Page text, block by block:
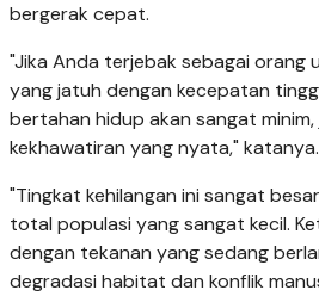
bergerak cepat.
"Jika Anda terjebak sebagai orang
yang jatuh dengan kecepatan
bertahan hidup akan sangat minim,
kekhawatiran yang nyata," katanya.
"Tingkat kehilangan ini sangat
total populasi yang sangat kecil.
dengan tekanan yang sedang
degradasi habitat dan konflik